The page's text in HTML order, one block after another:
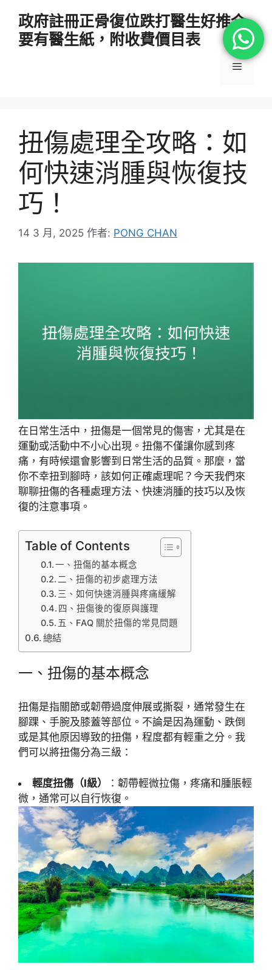
政府註冊正骨復位跌打醫生好推介
要有醫生紙，附收費價目表
選
扭傷處理全攻略：如
何快速消腫與恢復技
巧！
14 3 月, 2025 作者: PONG CHAN
在日常生活中，扭傷是一個常見的傷害，尤其是在
運動或活動中不小心出現。扭傷不僅讓你感到疼
痛，有時候還會影響到日常生活的品質。那麼，當
你不幸扭到腳時，該如何正確處理呢？今天我們來
聊聊扭傷的各種處理方法、快速消腫的技巧以及恢
復的注意事項。
Table of Contents
一、扭傷的基本概念
二、扭傷的初步處理方法
三、如何快速消腫與疼痛緩解
四、扭傷後的復原與護理
五、FAQ 關於扭傷的常見問題
總結
一、扭傷的基本概念
扭傷是指關節或韌帶過度伸展或撕裂，通常發生在
腳踝、手腕及膝蓋等部位。不論是因為運動、跌倒
或是其他原因導致的扭傷，程度都有輕重之分。我
們可以將扭傷分為三級：
輕度扭傷（I級）
：韌帶輕微拉傷，疼痛和腫脹輕
微，通常可以自行恢復。